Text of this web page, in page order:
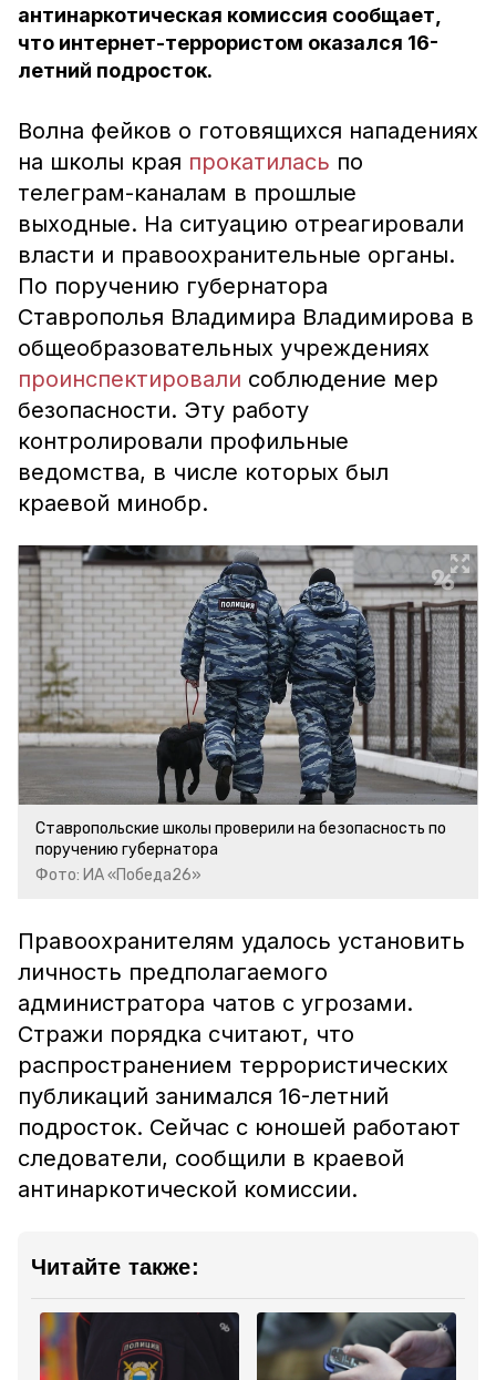
антинаркотическая комиссия сообщает,
что интернет-террористом оказался 16-
летний подросток.
Волна фейков о готовящихся нападениях
на школы края прокатилась по
телеграм-каналам в прошлые
выходные. На ситуацию отреагировали
власти и правоохранительные органы.
По поручению губернатора
Ставрополья Владимира Владимирова в
общеобразовательных учреждениях
проинспектировали соблюдение мер
безопасности. Эту работу
контролировали профильные
ведомства, в числе которых был
краевой минобр.
Ставропольские школы проверили на безопасность по
поручению губернатора
Фото: ИА «Победа26»
Правоохранителям удалось установить
личность предполагаемого
администратора чатов с угрозами.
Стражи порядка считают, что
распространением террористических
публикаций занимался 16-летний
подросток. Сейчас с юношей работают
следователи, сообщили в краевой
антинаркотической комиссии.
Читайте также: